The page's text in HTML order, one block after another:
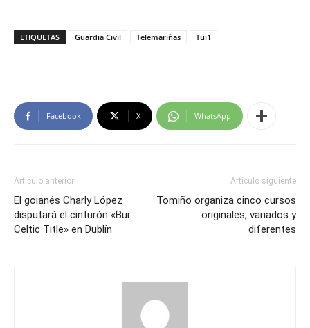
ETIQUETAS Guardia Civil Telemariñas Tui1
Facebook X WhatsApp
Artículo anterior
El goianés Charly López
disputará el cinturón «Bui
Celtic Title» en Dublín
Artículo siguiente
Tomiño organiza cinco cursos
originales, variados y
diferentes